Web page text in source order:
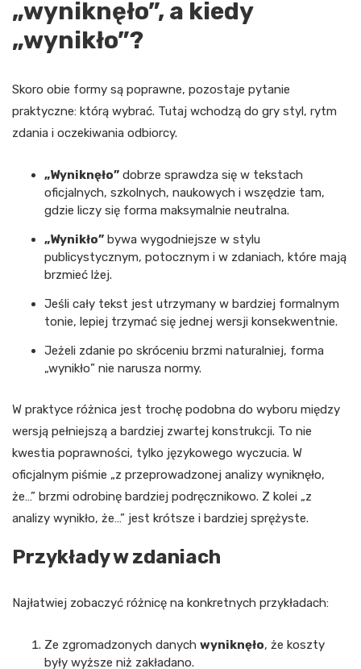
„wyniknęło”, a kiedy
„wynikło”?
Skoro obie formy są poprawne, pozostaje pytanie
praktyczne: którą wybrać. Tutaj wchodzą do gry styl, rytm
zdania i oczekiwania odbiorcy.
„Wyniknęło” dobrze sprawdza się w tekstach
oficjalnych, szkolnych, naukowych i wszędzie tam,
gdzie liczy się forma maksymalnie neutralna.
„Wynikło” bywa wygodniejsze w stylu
publicystycznym, potocznym i w zdaniach, które mają
brzmieć lżej.
Jeśli cały tekst jest utrzymany w bardziej formalnym
tonie, lepiej trzymać się jednej wersji konsekwentnie.
Jeżeli zdanie po skróceniu brzmi naturalniej, forma
„wynikło” nie narusza normy.
W praktyce różnica jest trochę podobna do wyboru między
wersją pełniejszą a bardziej zwartej konstrukcji. To nie
kwestia poprawności, tylko językowego wyczucia. W
oficjalnym piśmie „z przeprowadzonej analizy wyniknęło,
że…” brzmi odrobinę bardziej podręcznikowo. Z kolei „z
analizy wynikło, że…” jest krótsze i bardziej sprężyste.
Przykłady w zdaniach
Najłatwiej zobaczyć różnicę na konkretnych przykładach:
Ze zgromadzonych danych wyniknęło, że koszty
były wyższe niż zakładano.